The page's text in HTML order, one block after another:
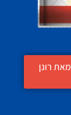
רונן